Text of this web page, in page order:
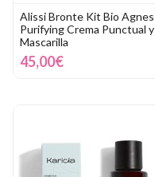
Alissi Bronte Kit Bio Agnes
Purifying Crema Punctual y
Mascarilla
45,00€